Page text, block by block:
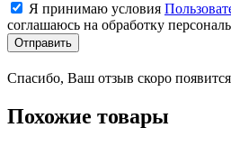
Я принимаю условия
соглашаюсь на обработку
Отправить
Спасибо, Ваш отзыв скоро
Похожие товары